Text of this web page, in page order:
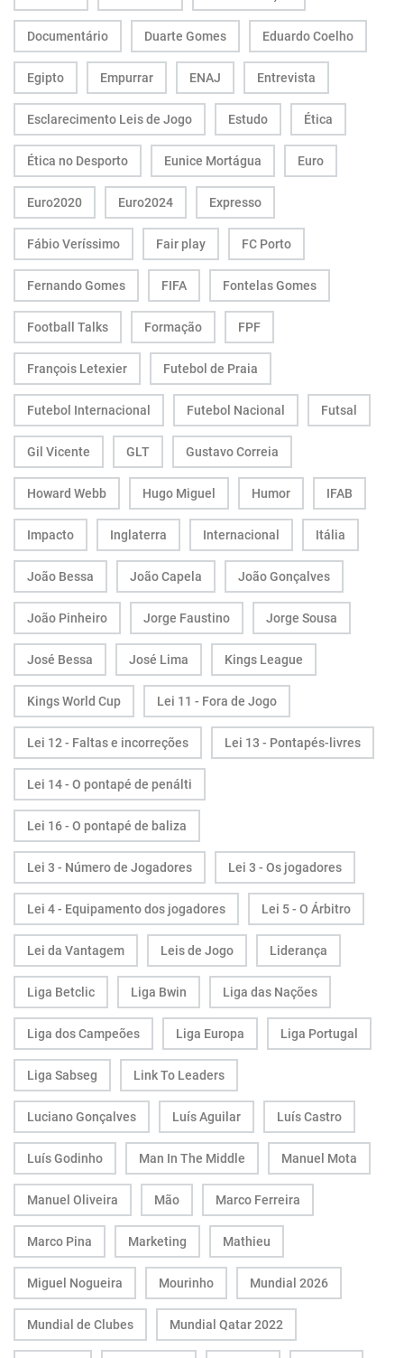
Documentário Duarte Gomes Eduardo Coelho
Egipto Empurrar ENAJ Entrevista
Esclarecimento Leis de Jogo Estudo Ética
Ética no Desporto Eunice Mortágua Euro
Euro2020 Euro2024 Expresso
Fábio Veríssimo Fair play FC Porto
Fernando Gomes FIFA Fontelas Gomes
Football Talks Formação FPF
François Letexier Futebol de Praia
Futebol Internacional Futebol Nacional Futsal
Gil Vicente GLT Gustavo Correia
Howard Webb Hugo Miguel Humor IFAB
Impacto Inglaterra Internacional Itália
João Bessa João Capela João Gonçalves
João Pinheiro Jorge Faustino Jorge Sousa
José Bessa José Lima Kings League
Kings World Cup Lei 11 - Fora de Jogo
Lei 12 - Faltas e incorreções Lei 13 - Pontapés-livres
Lei 14 - O pontapé de penálti
Lei 16 - O pontapé de baliza
Lei 3 - Número de Jogadores Lei 3 - Os jogadores
Lei 4 - Equipamento dos jogadores Lei 5 - O Árbitro
Lei da Vantagem Leis de Jogo Liderança
Liga Betclic Liga Bwin Liga das Nações
Liga dos Campeões Liga Europa Liga Portugal
Liga Sabseg Link To Leaders
Luciano Gonçalves Luís Aguilar Luís Castro
Luís Godinho Man In The Middle Manuel Mota
Manuel Oliveira Mão Marco Ferreira
Marco Pina Marketing Mathieu
Miguel Nogueira Mourinho Mundial 2026
Mundial de Clubes Mundial Qatar 2022